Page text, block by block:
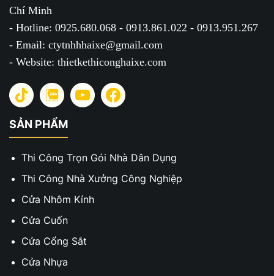
Chí Minh
- Hotline: 0925.680.068 - 0913.861.022 - 0913.951.267
- Email: ctytnhhhaixe@gmail.com
- Website: thietkethiconghaixe.com
SẢN PHẨM
Thi Công Trọn Gói Nhà Dân Dụng
Thi Công Nhà Xưởng Công Nghiệp
Cửa Nhôm Kính
Cửa Cuốn
Cửa Cổng Sắt
Cửa Nhựa